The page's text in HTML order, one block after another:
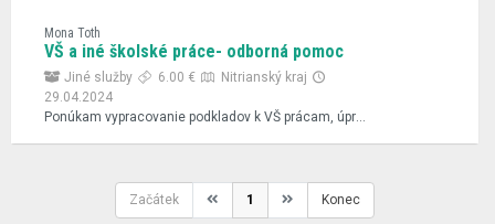
Mona Toth
VŠ a iné školské práce- odborná pomoc
Jiné služby 6.00 €
Nitrianský kraj
29.04.2024
Ponúkam vypracovanie podkladov k VŠ prácam, úpravy/ prerobenie/dopracovanie podľa pripomienok školiteľa, obhajoby, praktické časti, prezentácie, synopsisy, abstrakty, seminárne práce, ročníkové, postupové práce, formulovanie a vyhodnotenie hypotéz, výskumných otázok, poskytovanie písomných konzultácií a pod. podľa požiadaviek. Aj v anglickom jazyku. Komunikovanie priamo, mailom, bez sprostredkovateľskej agentúry. Ceny prijateľné, bez provízií pre agentúry, plne diskrétne, seriozne a rýchlo. Dohoda istá. Pracujem podľa potreby 24/7. Dlhoročné skúsenosti s vypracovaním BP a DP, DPŠ a ostatných prác. autorske.texty@gmail.com
Začátek 1 Konec